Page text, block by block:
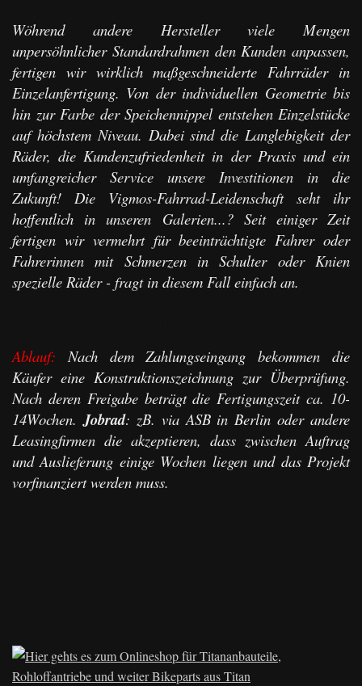
Wöhrend andere Hersteller viele Mengen
unpersöhnlicher Standardrahmen den Kunden anpassen,
fertigen wir wirklich maßgeschneiderte Fahrräder in
Einzelanfertigung. Von der individuellen Geometrie bis
hin zur Farbe der Speichennippel entstehen Einzelstücke
auf höchstem Niveau. Dabei sind die Langlebigkeit der
Räder, die Kundenzufriedenheit in der Praxis und ein
umfangreicher Service unsere Investitionen in die
Zukunft! Die Vigmos-Fahrrad-Leidenschaft seht ihr
hoffentlich in unseren Galerien...? Seit einiger Zeit
fertigen wir vermehrt für beeinträchtigte Fahrer oder
Fahrerinnen mit Schmerzen in Schulter oder Knien
spezielle Räder - fragt in diesem Fall einfach an.
Ablauf: Nach dem Zahlungseingang bekommen die
Käufer eine Konstruktionszeichnung zur Überprüfung.
Nach deren Freigabe beträgt die Fertigungszeit ca. 10-
14Wochen. Jobrad: zB. via ASB in Berlin oder andere
Leasingfirmen die akzeptieren, dass zwischen Auftrag
und Auslieferung einige Wochen liegen und das Projekt
vorfinanziert werden muss.